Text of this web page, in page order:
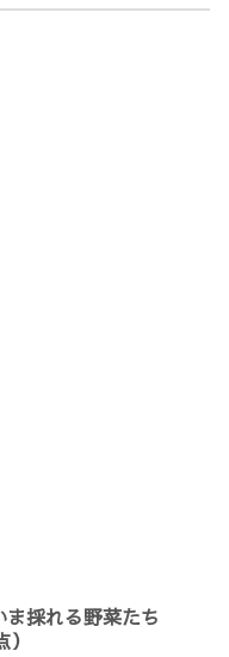
採れる野菜たち